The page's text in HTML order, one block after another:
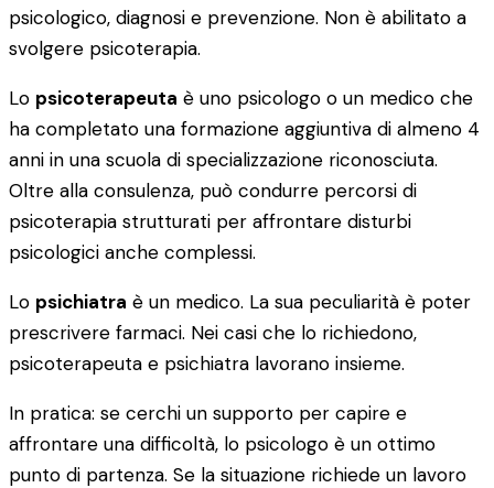
psicologico, diagnosi e prevenzione. Non è abilitato a
svolgere psicoterapia.
Lo psicoterapeuta è uno psicologo o un medico che
ha completato una formazione aggiuntiva di almeno 4
anni in una scuola di specializzazione riconosciuta.
Oltre alla consulenza, può condurre percorsi di
psicoterapia strutturati per affrontare disturbi
psicologici anche complessi.
Lo psichiatra è un medico. La sua peculiarità è poter
prescrivere farmaci. Nei casi che lo richiedono,
psicoterapeuta e psichiatra lavorano insieme.
In pratica: se cerchi un supporto per capire e
affrontare una difficoltà, lo psicologo è un ottimo
punto di partenza. Se la situazione richiede un lavoro